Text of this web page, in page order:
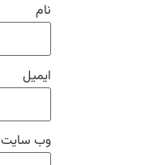
نام
ایمیل
وب‌ سایت